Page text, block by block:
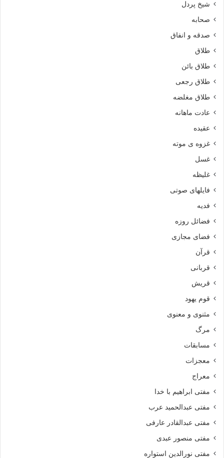
شیخ پردل
صحابه
صدقه و انفاق
طلاق
طلاق بائن
طلاق رجعی
طلاق مغلضه
عادت ماهانه
عقیده
غزوه ی موته
غسل
غلیظه
فایلهای صوتی
فدیه
فضائل روزه
فضای مجازی
قرآن
قربانی
قریش
قوم یهود
مثنوی و معنوی
مرگ
مسابقات
معجزات
معراج
مفتی ابراهیم با خدا
مفتی عبدالحمید عرب
مفتی عبدالقادر عارفی
مفتی منصور عبدی
مفتی نورالدین استواره